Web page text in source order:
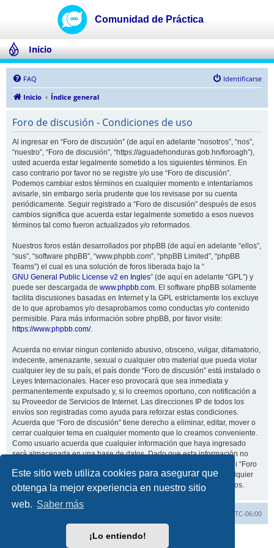
Este sitio web utiliza cookies para asegurar que
obtenga la mejor experiencia en nuestro sitio
web. Saber más
¡Lo entiendo!
Inicio
FAQ
Identificarse
Inicio
Índice general
Foro de discusión - Condiciones de uso
Al ingresar en “Foro de discusión” (de aquí en adelante “nosotros”, “nos”,
“nuestro”, “Foro de discusión”, “https://aguadehonduras.gob.hn/foroagh”),
usted acuerda estar legalmente sometido a los siguientes términos. En
caso contrario por favor no se registre y/o use “Foro de discusión”.
Podemos cambiar estos términos en cualquier momento e intentaríamos
avisarle, sin embargo sería prudente que los revisase por su cuenta
periódicamente. Seguir registrado a “Foro de discusión” después de esos
cambios significa que acuerda estar legalmente sometido a esos nuevos
términos tal como fueron actualizados y/o reformados.
Nuestros foros están desarrollados por phpBB (de aquí en adelante “ellos”,
“sus”, “software phpBB”, “www.phpbb.com”, “phpBB Limited”, “phpBB
Teams”) el cual es una solución de foros liberada bajo la “
GNU General Public License v2 en Ingles” (de aquí en adelante “GPL”) y
puede ser descargada de www.phpbb.com. El software phpBB solamente
facilita discusiones basadas en Internet y la GPL estrictamente los excluye
de lo que aprobamos y/o desaprobamos como conductas y/o contenido
permisible. Para más información sobre phpBB, por favor visite:
https://www.phpbb.com/.
Acuerda no enviar ningun contenido abusivo, obsceno, vulgar, difamatorio,
indecente, amenazante, sexual o cualquier otro material que pueda violar
cualquier ley de su país, el país donde “Foro de discusión” está instalado o
Leyes Internacionales. Hacer eso provocará que sea inmediata y
permanentemente expulsado y, si lo creemos oportuno, con notificación a
su Proveedor de Servicios de Internet. Las direcciones IP de todos los
envíos son registradas como ayuda para reforzar estas condiciones.
Acuerda que “Foro de discusión” tiene derecho a eliminar, editar, mover o
cerrar cualquier tema en cualquier momento que lo creamos conveniente.
Como usuario acuerda que cualquier información que haya ingresado
será almacenada en una base de datos. Dado que esta información no
será compartida con ninguna tercera parte sin su consentimiento, ni “Foro
de discusión” ni phpBB podrán considerarse responsables por cualquier
intento de hacking que conlleve a que los datos sean comprometidos.
UTC-06:00
Desarrollado porphpBB® Forum Software © phpBB Limited